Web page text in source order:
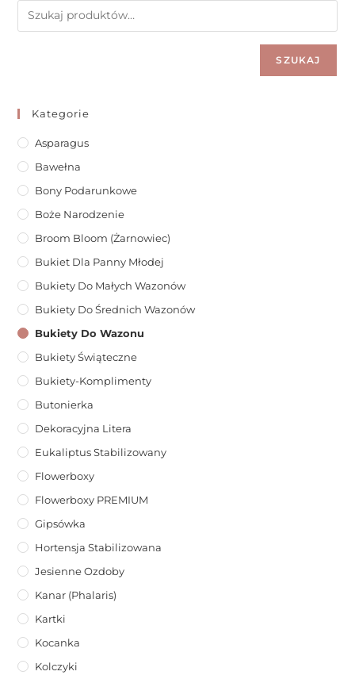
SZUKAJ
Kategorie
Asparagus
Bawełna
Bony Podarunkowe
Boże Narodzenie
Broom Bloom (żarnowiec)
Bukiet Dla Panny Młodej
Bukiety Do Małych Wazonów
Bukiety Do Średnich Wazonów
Bukiety Do Wazonu
Bukiety Świąteczne
Bukiety-Komplimenty
Butonierka
Dekoracyjna Litera
Eukaliptus Stabilizowany
Flowerboxy
Flowerboxy PREMIUM
Gipsówka
Hortensja Stabilizowana
Jesienne Ozdoby
Kanar (phalaris)
Kartki
Kocanka
Kolczyki